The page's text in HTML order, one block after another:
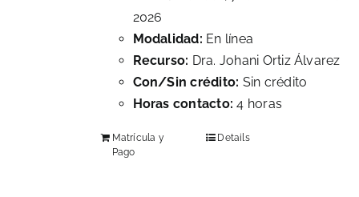
2026
Modalidad: En línea
Recurso: Dra. Johani Ortiz Álvarez
Con/Sin crédito: Sin crédito
Horas contacto: 4 horas
Matrícula y
Pago
Details